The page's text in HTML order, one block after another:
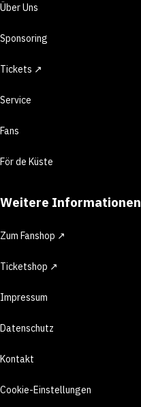
Über Uns
Sponsoring
Tickets ↗
Service
Fans
För de Küste
Weitere Informationen
Zum Fanshop ↗
Ticketshop ↗
Impressum
Datenschutz
Kontakt
Cookie-Einstellungen